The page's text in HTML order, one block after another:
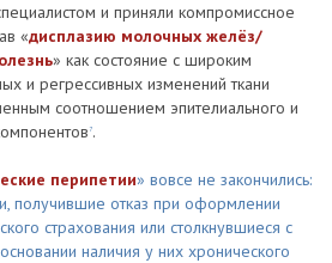
и приняли компромиссное
«дисплазию молочных желёз/
» как состояние c широким
и регрессивных изменений ткани
соотношением эпителиального и
7.
перипетии» вовсе не закончились:
получившие отказ при оформлении
страхования или столкнувшиеся с
наличия у них хронического